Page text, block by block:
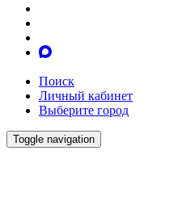
Поиск
Личный кабинет
Выберите город
Toggle navigation